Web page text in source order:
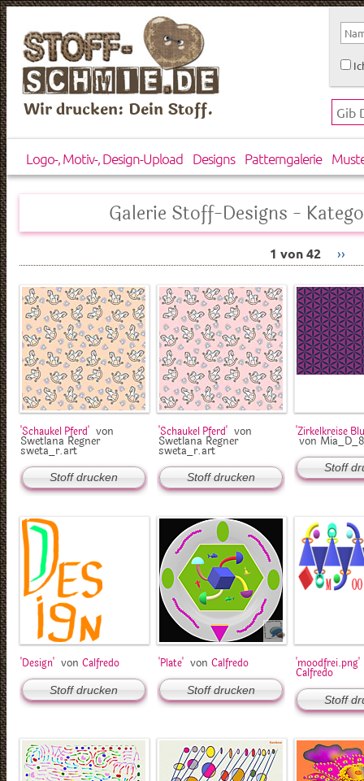
Wir drucken: Dein Stoff.
Logo-, Motiv-, Design-Upload Designs Patterngalerie
Galerie Stoff-Designs -
1 von 42 ››
'Schaukel Pferd' von
Swetlana Regner
sweta_r.art
Stoff drucken
'Schaukel Pferd' von
Swetlana Regner
sweta_r.art
Stoff drucken
'Zirkelkreise
von
Stoff
'Design' vonCalfredo
Stoff drucken
'Plate' von Calfredo
Stoff drucken
'moodfrei.png'
Calfredo
Stoff